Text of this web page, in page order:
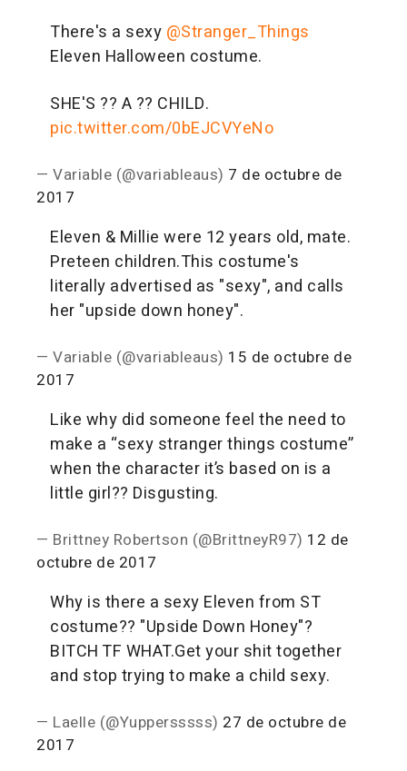
There's a sexy @Stranger_Things
Eleven Halloween costume.
SHE'S ?? A ?? CHILD.
pic.twitter.com/0bEJCVYeNo
— Variable (@variableaus) 7 de octubre de
2017
Eleven & Millie were 12 years old, mate.
Preteen children.This costume's
literally advertised as "sexy", and calls
her "upside down honey".
— Variable (@variableaus) 15 de octubre de
2017
Like why did someone feel the need to
make a “sexy stranger things costume”
when the character it’s based on is a
little girl?? Disgusting.
— Brittney Robertson (@BrittneyR97) 12 de
octubre de 2017
Why is there a sexy Eleven from ST
costume?? "Upside Down Honey"?
BITCH TF WHAT.Get your shit together
and stop trying to make a child sexy.
— Laelle (@Yuppersssss) 27 de octubre de
2017